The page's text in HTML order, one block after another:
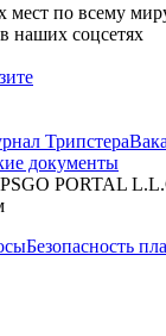
по всему
наших соцсетях
Трипстера
документы
PORTAL
Безопасность